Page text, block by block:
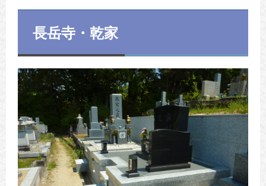
長岳寺・乾家